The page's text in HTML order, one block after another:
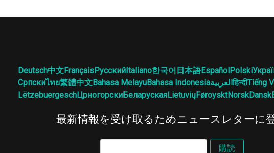
Deutsch中文FrançaisРусскийItaliano한국어 日本語EspañolPolski
Српскиไทย繁體中文Bahasa MelayuBahasa Indonesiaالعربيةहिन्दीTiếng
LëtzebuergeschЦрногорскиБеларускаяLietuviųFøroysktNorskDansk
最新情報を受け取るためニュースレターに
購読